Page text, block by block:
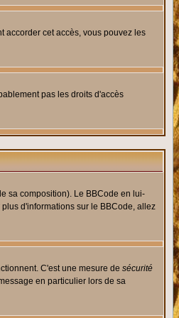
accorder cet accès, vous pouvez les
pas les droits d'accès
sa composition). Le BBCode en lui-
d'informations sur le BBCode, allez
C'est une mesure de sécurité
en particulier lors de sa